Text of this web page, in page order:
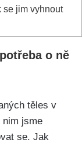
se jim vyhnout
o ně
těles v
nim jsme
se. Jak